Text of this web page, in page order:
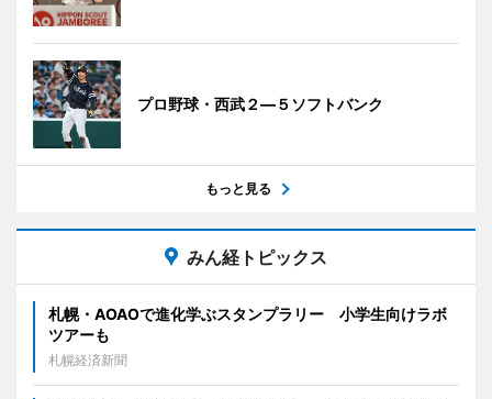
プロ野球・西武２―５ソフトバンク
もっと見る
みん経トピックス
札幌・AOAOで進化学ぶスタンプラリー 小学生向けラボ
ツアーも
札幌経済新聞